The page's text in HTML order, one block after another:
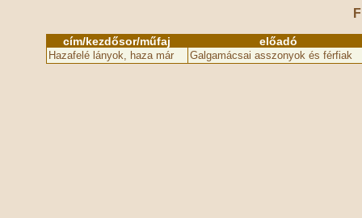
cím/kezdősor/műfaj előadó
Hazafelé lányok, haza már Galgamácsai asszonyok és férfiak